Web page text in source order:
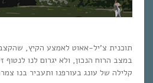
תוכנית צ’יל-אאוט לאמצע הקיץ,
במצב הרוח הנכון, ולא יגרום לנו
קלילה של עונג בעורפנו ותעביר בנו